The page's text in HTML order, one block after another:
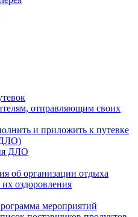
отправляющим своих
и приложить к путевке
ДЛО)
ДЛО
об организации отдыха
их оздоровления
мероприятий